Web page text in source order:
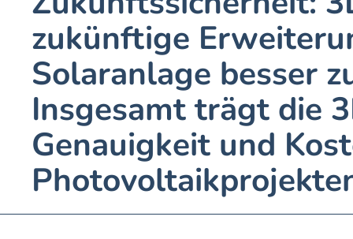
zukünftige
Solaranlage besser
Insgesamt trägt die
Genauigkeit und